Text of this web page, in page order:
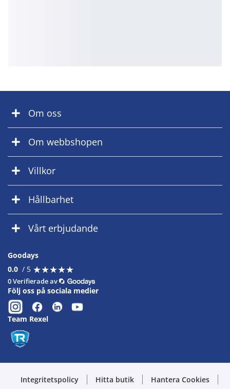
Om oss
Om webbshopen
Villkor
Hållbarhet
Vårt erbjudande
Goodays
0.0 / 5 ★★★★★
★★★★★
0 Verifierade av
Följ oss på sociala medier
Team Rexel
Integritetspolicy Hitta butik Hantera Cookies